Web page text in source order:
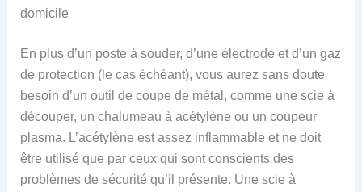
domicile
En plus d’un poste à souder, d’une électrode et d’un gaz
de protection (le cas échéant), vous aurez sans doute
besoin d’un outil de coupe de métal, comme une scie à
découper, un chalumeau à acétylène ou un coupeur
plasma. L’acétylène est assez inflammable et ne doit
être utilisé que par ceux qui sont conscients des
problèmes de sécurité qu’il présente. Une scie à